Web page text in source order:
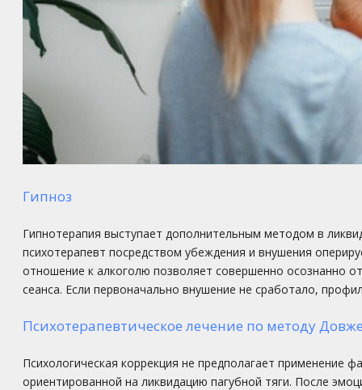
Гипноз
Гипнотерапия выступает дополнительным методом в
психотерапевт посредством убеждения и внушения
отношение к алкоголю позволяет совершенно осознанно
сеанса. Если первоначально внушение не сработало,
Психотерапевтическое лечение по методу
Психологическая коррекция не предполагает применение
ориентированной на ликвидацию пагубной тяги. После